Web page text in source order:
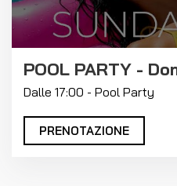
Dalle 17:00 - Pool Party
PRENOTAZIONE